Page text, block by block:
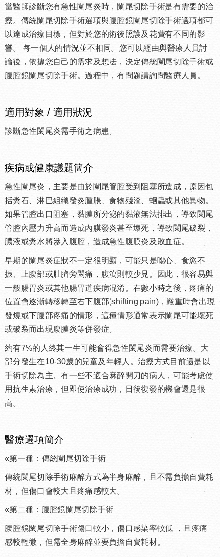
當醫師診斷您有急性闌尾炎時，闌尾切除手術是有需要的治
療。傳統闌尾切除手術選項與腹腔鏡闌尾切除手術選項都可
以達成治療目標，但對於您的術後照護及花費有不同的影
響。
每一個人的情況並不相同。您可以經由與醫療人員討
論後，依據您自己的需求及想法，決定傳統闌尾切除手術或
腹腔鏡闌尾切除手術。過程中，有問題請詢問醫療人員。
適用對象 / 適用狀況
診斷急性闌尾炎需手術之病患。
疾病或健康議題簡介
急性闌尾炎，主要是由於闌尾管腔受到阻塞所造成，原因包
括糞石、淋巴組織發炎腫脹、食物殘渣、蛔蟲或其他異物。
如果管腔出口阻塞，黏膜所分泌的黏液無法排出，導致闌尾
管腔內壓力升高而造成內膜發炎甚至壞死，導致闌尾破裂，
膿液或糞水將滲入腹腔，造成急性腹膜炎及敗血症。
早期的闌尾炎症狀不一定很明顯，可能只是噁心、食慾不
振、上腹部或肚臍旁悶痛，腹瀉則較少見。因此，很容易與
一般腸胃炎或其他腸胃道疾病混淆。在數小時之後，疼痛的
位置會逐漸轉移轉至右下腹部(shifting pain)，嚴重時會出現
發燒或下腹部疼痛的情形，這種情形通常表示闌尾可能壞死
或破裂而出現腹膜炎等併發症。
約有7%的人終其一生可能會得急性闌尾炎而需要治療。大
部分發生在10-30歲的兒童及年輕人。治療方式目前還是以
手術切除為主。有一些不適合麻醉開刀的病人，可能考慮使
用抗生素治療，但即使治療成功，日後復發的機會還是很
高。
醫療選項簡介
«第一種：傳統闌尾切除手術
傳統闌尾切除手術麻醉方式為半身麻醉，且不需負擔自費耗
材，但傷口會較大且疼痛感較大。
«第二種：腹腔鏡闌尾切除手術
腹腔鏡闌尾切除手術傷口較小，傷口感染率較低
，且疼痛
感較輕微，但需全身麻醉並要負擔自費耗材。